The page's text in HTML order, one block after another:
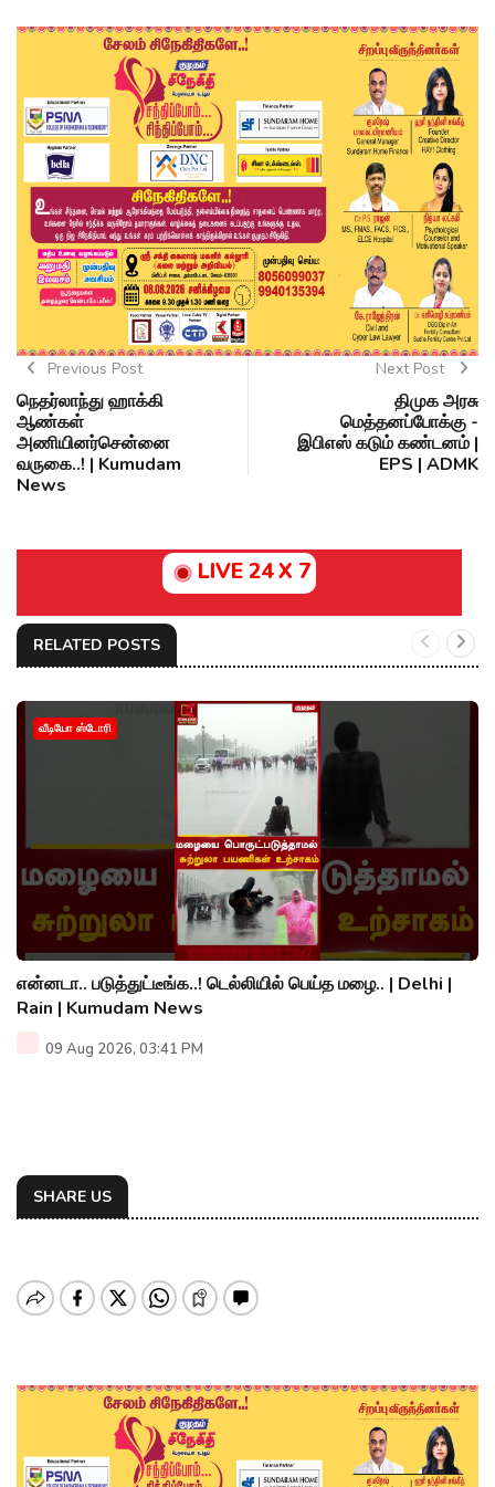
Previous Post
நெதர்லாந்து ஹாக்கி
ஆண்கள்
அணியினர்சென்னை
வருகை..! | Kumudam
News
Next Post
திமுக அரசு
மெத்தனப்போக்கு -
இபிஎஸ் கடும் கண்டனம் |
EPS | ADMK
LIVE 24 X 7
RELATED POSTS
வீடியோ ஸ்டோரி
என்னடா.. படுத்துட்டீங்க..! டெல்லியில் பெய்த மழை.. | Delhi |
Rain | Kumudam News
09 Aug 2026, 03:41 PM
SHARE US